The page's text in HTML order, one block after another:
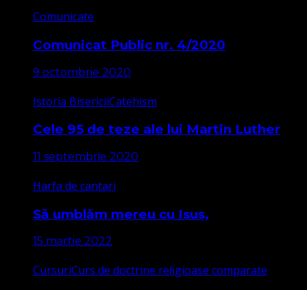
Comunicate
Comunicat Public nr. 4/2020
9 octombrie 2020
Istoria BisericiiCatehism
Cele 95 de teze ale lui Martin Luther
11 septembrie 2020
Harfa de cantari
Să umblăm mereu cu Isus,
15 martie 2022
CursuriCurs de doctrine religioase comparate